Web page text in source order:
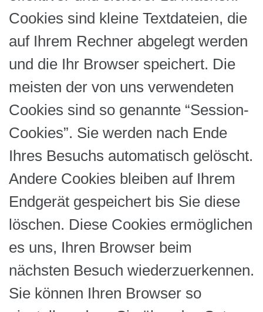
Cookies sind kleine Textdateien, die
auf Ihrem Rechner abgelegt werden
und die Ihr Browser speichert. Die
meisten der von uns verwendeten
Cookies sind so genannte “Session-
Cookies”. Sie werden nach Ende
Ihres Besuchs automatisch gelöscht.
Andere Cookies bleiben auf Ihrem
Endgerät gespeichert bis Sie diese
löschen. Diese Cookies ermöglichen
es uns, Ihren Browser beim
nächsten Besuch wiederzuerkennen.
Sie können Ihren Browser so